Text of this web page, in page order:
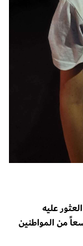
عليه
من المواطنين